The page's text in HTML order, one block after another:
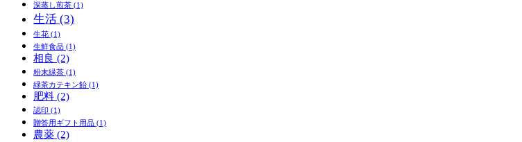
深蒸し煎茶 (1)
生活 (3)
生花 (1)
生鮮食品 (1)
相良 (2)
粉末緑茶 (1)
緑茶カテキン飴 (1)
肥料 (2)
認印 (1)
贈答用ギフト用品 (1)
農薬 (2)